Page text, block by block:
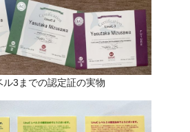
ル3までの認定証の実物